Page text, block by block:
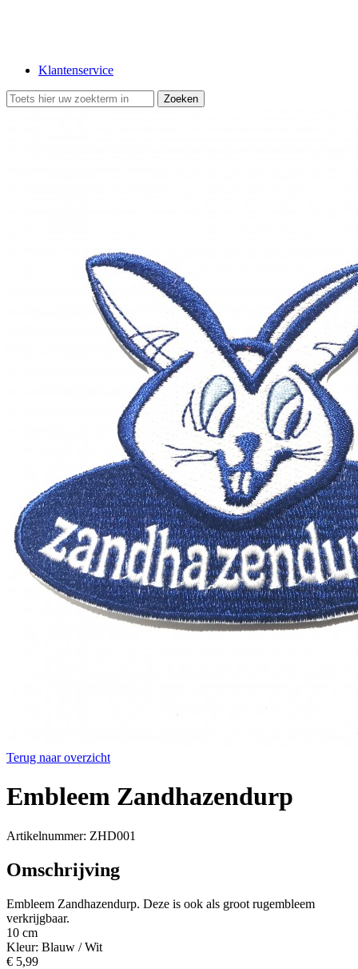
Klantenservice
Terug naar overzicht
Embleem Zandhazendurp
Artikelnummer: ZHD001
Omschrijving
Embleem Zandhazendurp. Deze is ook als groot rugembleem
verkrijgbaar.
10 cm
Kleur: Blauw / Wit
€ 5,99